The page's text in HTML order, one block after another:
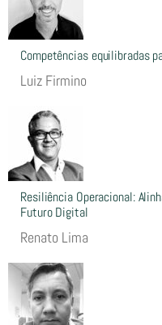
Competências equilibradas
Luiz Firmino
Resiliência Operacional:
Futuro Digital
Renato Lima